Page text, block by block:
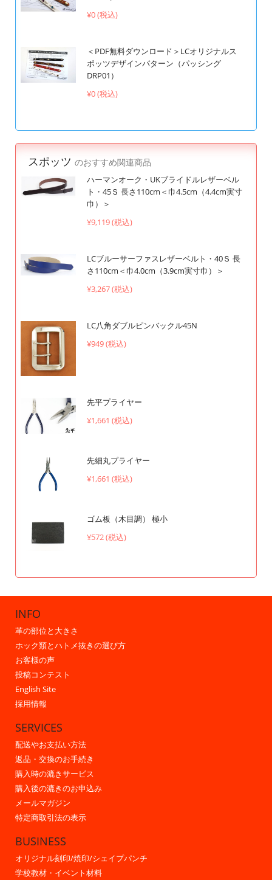
¥0 (税込)
＜PDF無料ダウンロード＞LCオリジナルス
ポッツデザインパターン（パッシング
DRP01）
¥0 (税込)
スポッツ のおすすめ関連商品
ハーマンオーク・UKブライドルレザーベル
ト・45Ｓ 長さ110cm＜巾4.5cm（4.4cm実寸
巾）＞
¥9,119 (税込)
LCブルーサーファスレザーベルト・40Ｓ 長
さ110cm＜巾4.0cm（3.9cm実寸巾）＞
¥3,267 (税込)
LC八角ダブルピンバックル45N
¥949 (税込)
先平プライヤー
¥1,661 (税込)
先細丸プライヤー
¥1,661 (税込)
ゴム板（木目調） 極小
¥572 (税込)
INFO
革の部位と大きさ
ホック類とハトメ抜きの選び方
お客様の声
投稿コンテスト
English Site
採用情報
SERVICES
配送やお支払い方法
返品・交換のお手続き
購入時の漉きサービス
購入後の漉きのお申込み
メールマガジン
特定商取引法の表示
BUSINESS
オリジナル刻印/焼印/シェイプパンチ
学校教材・イベント材料